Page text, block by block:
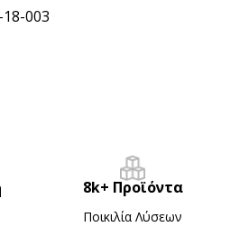
18-003
8k+ Προϊόντα
Ποικιλία Λύσεων